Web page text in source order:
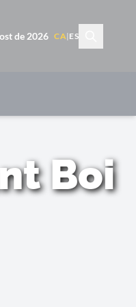
de 2026 CA| ES
Boi